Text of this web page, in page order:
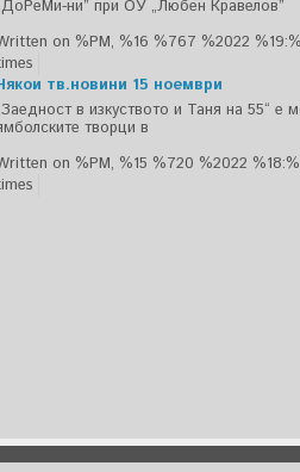
ни” при ОУ „Любен Кравелов”
on %PM, %16 %767 %2022
тв.новини 15 ноември
в изкуството и Таня на 55“ е
творци в
on %PM, %15 %720 %2022